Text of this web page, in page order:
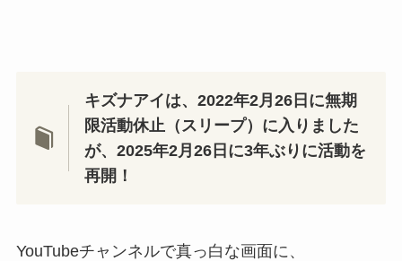
キズナアイは、2022年2月26日に無期
限活動休止（スリープ）に入りました
が、2025年2月26日に3年ぶりに活動を
再開！
YouTubeチャンネルで真っ白な画面に、